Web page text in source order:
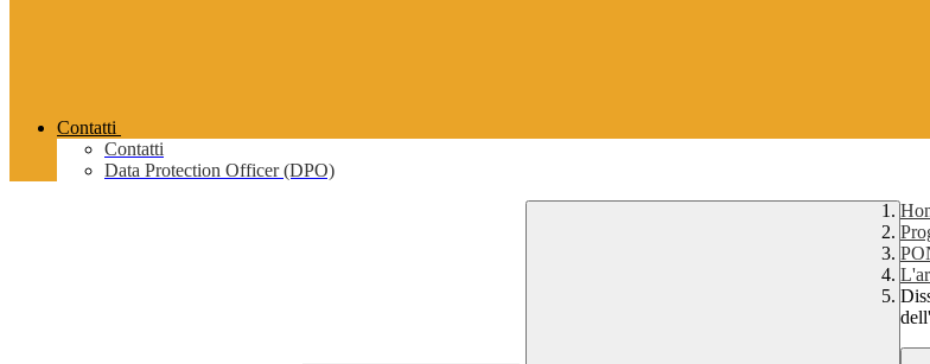
Contatti
Contatti
Data Protection Officer (DPO)